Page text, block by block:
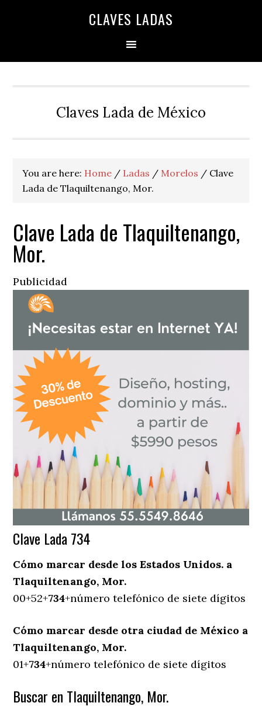
CLAVES LADAS
Claves Lada de México
You are here: Home / Ladas / Morelos / Clave
Lada de Tlaquiltenango, Mor.
Clave Lada de Tlaquiltenango,
Mor.
Publicidad
Clave Lada 734
Cómo marcar desde los Estados Unidos. a
Tlaquiltenango, Mor.
00+52+734+número telefónico de siete dígitos
Cómo marcar desde otra ciudad de México a
Tlaquiltenango, Mor.
01+734+número telefónico de siete dígitos
Buscar en Tlaquiltenango, Mor.